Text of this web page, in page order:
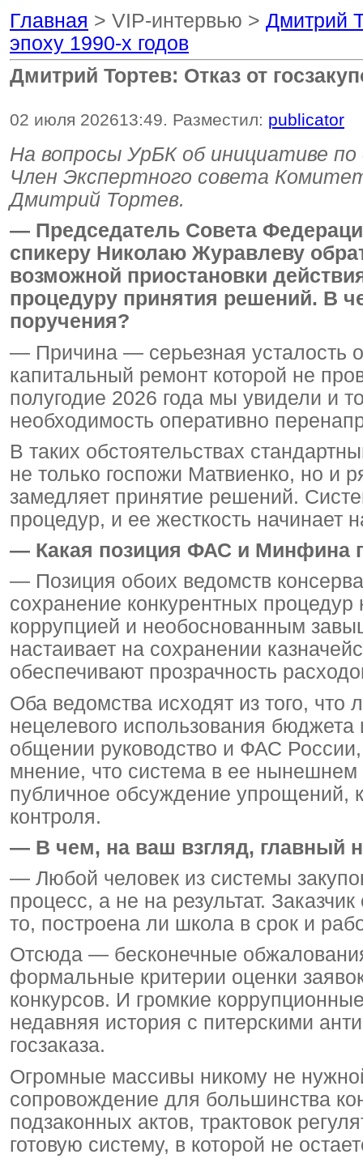
Главная > VIP-интервью > Дмитрий
эпоху 1990-х годов
Дмитрий Тортев: Отказ от
02 июля 202613:49. Разместил: publicator
На вопросы УрБК об инициативе
Член Экспертного совета
Дмитрий Тортев.
— Председатель Совета
спикеру Николаю Журавлеву
возможной приостановки
процедуру принятия решений. В
поручения?
— Причина — серьезная усталость
капитальный ремонт которой не
полугодие 2026 года мы увидели и
необходимость оперативно
В таких обстоятельствах
не только госпожи Матвиенко, но и
замедляет принятие решений.
процедур, и ее жесткость начинает
— Какая позиция ФАС и Минфина
— Позиция обоих ведомств
сохранение конкурентных
коррупцией и необоснованным
настаивает на сохранении
обеспечивают прозрачность
Оба ведомства исходят из того,
нецелевого использования
общении руководство и ФАС
мнение, что система в ее нынешнем
публичное обсуждение упрощений,
контроля.
— В чем, на ваш взгляд, главный
— Любой человек из системы
процесс, а не на результат.
то, построена ли школа в срок и
Отсюда — бесконечные
формальные критерии оценки
конкурсов. И громкие
недавняя история с питерскими
госзаказа.
Огромные массивы никому не
сопровождение для большинства
подзаконных актов, трактовок
готовую систему, в которой не